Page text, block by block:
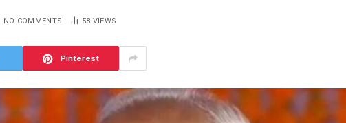
NO COMMENTS 58 VIEWS
Pinterest